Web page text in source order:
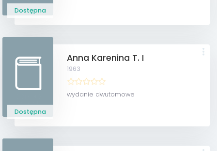
Dostępna
Dostępna
Anna Karenina T. I
1963
wydanie dwutomowe